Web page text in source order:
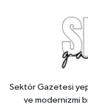
Sektör Gazetesi
ve modernizmi